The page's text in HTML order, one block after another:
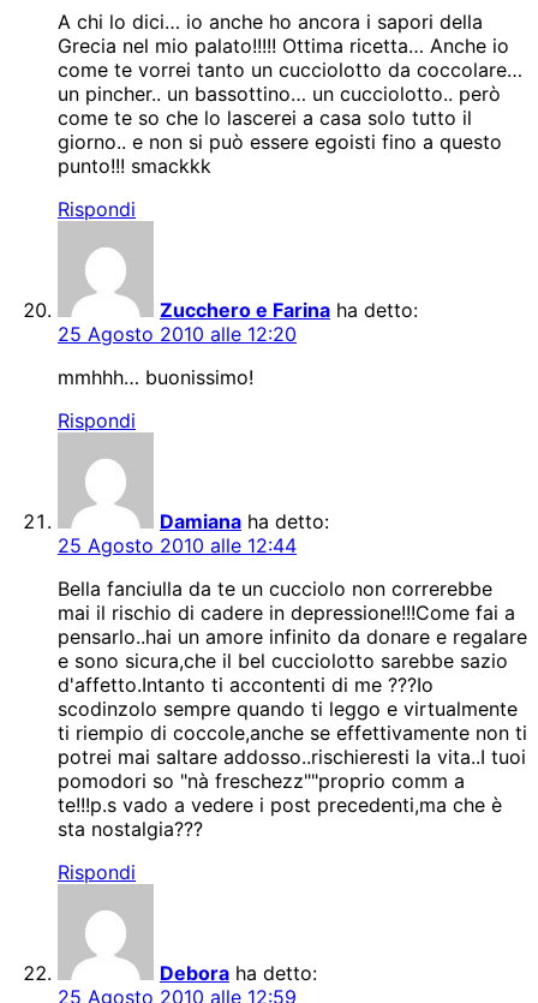
A chi lo dici… io anche ho ancora i sapori della
Grecia nel mio palato!!!!! Ottima ricetta… Anche io
come te vorrei tanto un cucciolotto da coccolare…
un pincher.. un bassottino… un cucciolotto.. però
come te so che lo lascerei a casa solo tutto il
giorno.. e non si può essere egoisti fino a questo
punto!!! smackkk
Rispondi
Zucchero e Farina ha detto:
25 Agosto 2010 alle 12:20
mmhhh… buonissimo!
Rispondi
Damiana ha detto:
25 Agosto 2010 alle 12:44
Bella fanciulla da te un cucciolo non correrebbe
mai il rischio di cadere in depressione!!!Come fai a
pensarlo..hai un amore infinito da donare e regalare
e sono sicura,che il bel cucciolotto sarebbe sazio
d'affetto.Intanto ti accontenti di me ???Io
scodinzolo sempre quando ti leggo e virtualmente
ti riempio di coccole,anche se effettivamente non ti
potrei mai saltare addosso..rischieresti la vita..I tuoi
pomodori so "nà freschezz""proprio comm a
te!!!p.s vado a vedere i post precedenti,ma che è
sta nostalgia???
Rispondi
Debora ha detto:
25 Agosto 2010 alle 12:59